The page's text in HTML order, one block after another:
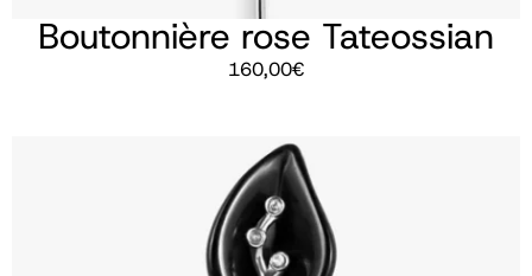
Boutonnière rose Tateossian
160,00€